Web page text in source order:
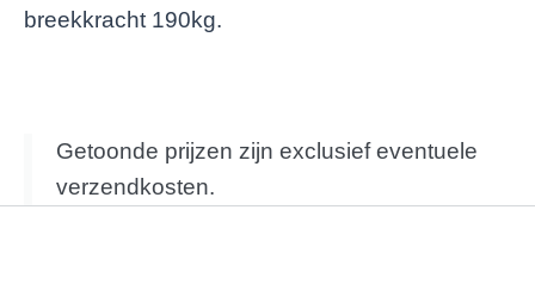
breekkracht 190kg.
Getoonde prijzen zijn exclusief eventuele
verzendkosten.